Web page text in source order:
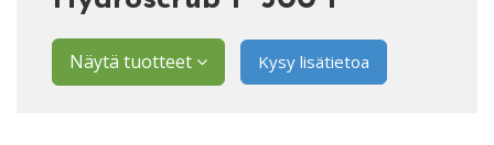
Näytä tuotteet Kysy lisätietoa